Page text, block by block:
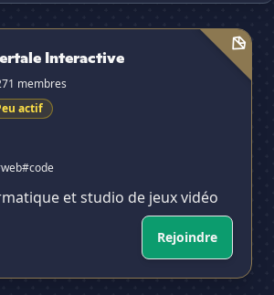
Interactive
membres
actif
#code
et studio de jeux vidéo
Rejoindre